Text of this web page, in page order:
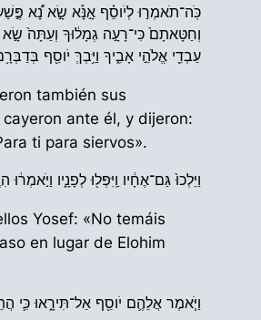
כֹּֽה־תֹאמְר֣וּ לְיֹוסֵ֗ף אָ֣נָּ֡א שָׂ֣א נָ֠א
וְחַטָּאתָם֙ כִּי־רָעָ֣ה גְמָל֔וּךָ וְעַתָּה֙
עַבְדֵ֖י אֱלֹהֵ֣י אָבִ֑יךָ וַיֵּ֥בְךְּ יֹוסֵ֖ף בְּדַבְּרָ֥ם
también sus
ante él, y dijeron:
ti para siervos».
וַיֵּלְכוּ֙ גַּם־אֶחָ֔יו וַֽיִּפְּל֖וּ לְפָנָ֑יו וַיֹּ֣אמְר֔וּ
Yosef: «No temáis
en lugar de Elohim
וַיֹּ֧אמֶר אֲלֵהֶ֛ם יֹוסֵ֖ף אַל־תִּירָ֑אוּ כִּ֛י